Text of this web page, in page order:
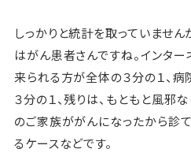
しっかりと統計を取っていません
はがん患者さんですね。インタ
来られる方が全体の３分の１、
３分の１、残りは、もともと風邪
のご家族ががんになったから診
るケースなどです。